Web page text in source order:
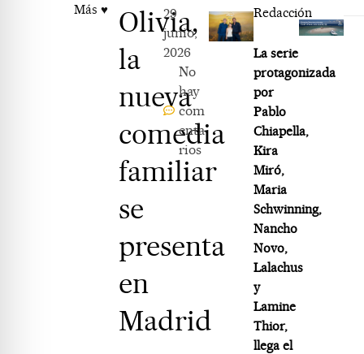
Más ♥
Olivia,
la
nueva
comedia
familiar
se
presenta
en
Madrid
29
junio,
2026
No
hay
com
enta
rios
Redacción
La serie
protagonizada
por
Pablo
Chiapella,
Kira
Miró,
Maria
Schwinning,
Nancho
Novo,
Lalachus
y
Lamine
Thior,
llega el